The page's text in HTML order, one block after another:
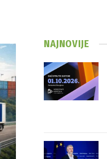
NAJNOVIJE